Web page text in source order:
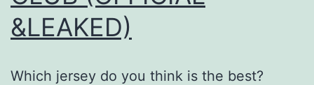
&LEAKED)
Which jersey do you think is the best?